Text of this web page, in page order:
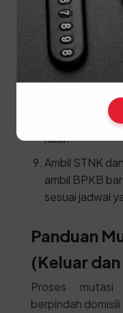
biaya PNBP.
Lakukan
Menuju Loket
BPKB dan
Lakukan
Bayar pajak
kasir.
Ambil STNK
ambil BPKB
sesuai jadwal
Panduan
(Keluar
Proses mutasi
berpindah